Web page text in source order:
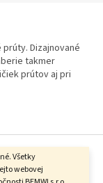
Všetky
webovej
Dizajnované
takmer
prútov aj pri